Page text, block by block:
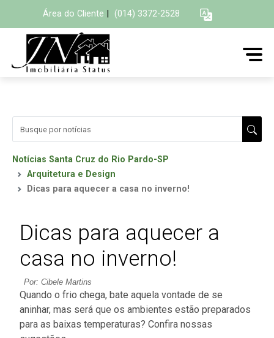
Área do Cliente (014) 3372-2528
Notícias Santa Cruz do Rio Pardo-SP
Arquitetura e Design
Dicas para aquecer a casa no inverno!
Dicas para aquecer a
casa no inverno!
Por: Cibele Martins
Quando o frio chega, bate aquela vontade de se
aninhar, mas será que os ambientes estão preparados
para as baixas temperaturas? Confira nossas